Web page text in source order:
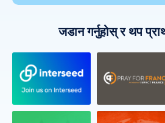
जडान गर्नुहोस् र थप